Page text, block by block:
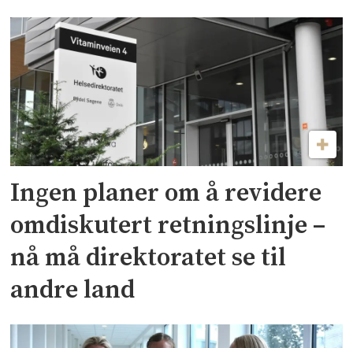
Ingen planer om å revidere
omdiskutert retningslinje –
nå må direktoratet se til
andre land